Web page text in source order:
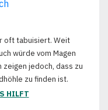
oft tabuisiert. Weit
würde vom Magen
jedoch, dass zu
zu finden ist.
HILFT